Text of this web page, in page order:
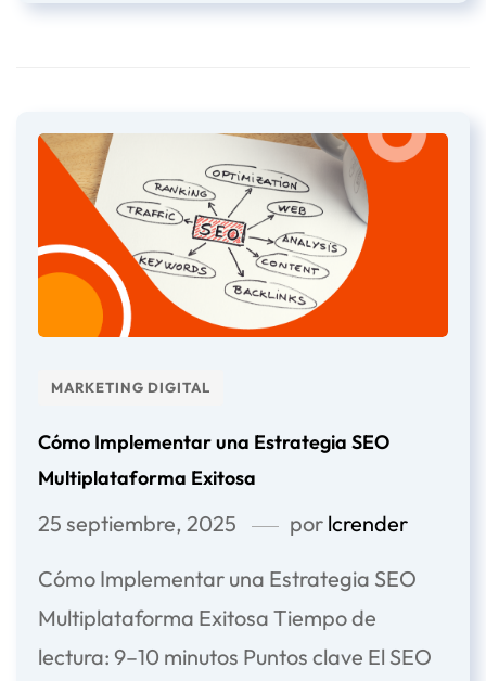
MARKETING DIGITAL
Cómo Implementar una Estrategia SEO
Multiplataforma Exitosa
25 septiembre, 2025 por lcrender
Cómo Implementar una Estrategia SEO
Multiplataforma Exitosa Tiempo de
lectura: 9–10 minutos Puntos clave El SEO